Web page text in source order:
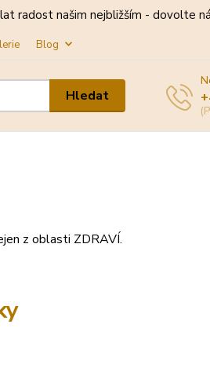
radost našim nejbližším - dovolte
Blog
Hledat
z oblasti ZDRAVÍ.